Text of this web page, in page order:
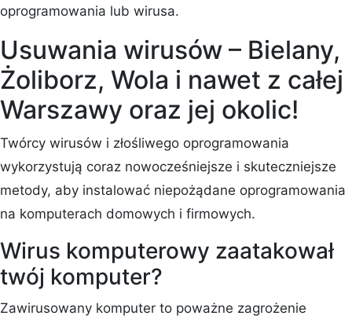
oprogramowania lub wirusa.
Usuwania wirusów – Bielany,
Żoliborz, Wola i nawet z całej
Warszawy oraz jej okolic!
Twórcy wirusów i złośliwego oprogramowania
wykorzystują coraz nowocześniejsze i skuteczniejsze
metody, aby instalować niepożądane oprogramowania
na komputerach domowych i firmowych.
Wirus komputerowy zaatakował
twój komputer?
Zawirusowany komputer to poważne zagrożenie